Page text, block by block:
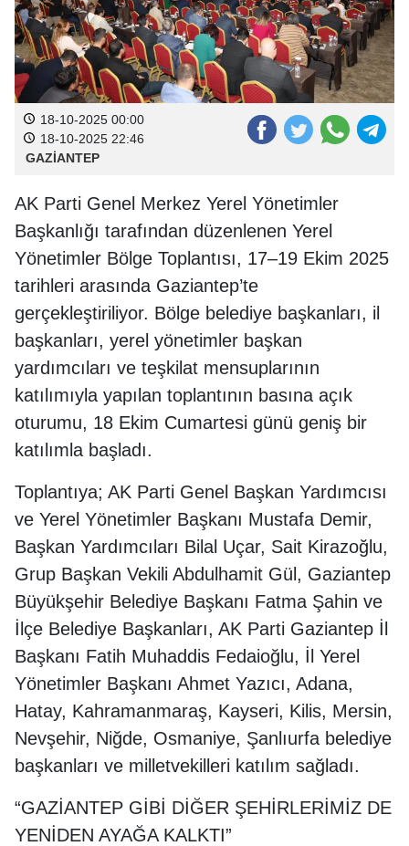
18-10-2025 00:00
18-10-2025 22:46
GAZİANTEP
AK Parti Genel Merkez Yerel Yönetimler
Başkanlığı tarafından düzenlenen Yerel
Yönetimler Bölge Toplantısı, 17–19 Ekim 2025
tarihleri arasında Gaziantep’te
gerçekleştiriliyor. Bölge belediye başkanları, il
başkanları, yerel yönetimler başkan
yardımcıları ve teşkilat mensuplarının
katılımıyla yapılan toplantının basına açık
oturumu, 18 Ekim Cumartesi günü geniş bir
katılımla başladı.
Toplantıya; AK Parti Genel Başkan Yardımcısı
ve Yerel Yönetimler Başkanı Mustafa Demir,
Başkan Yardımcıları Bilal Uçar, Sait Kirazoğlu,
Grup Başkan Vekili Abdulhamit Gül, Gaziantep
Büyükşehir Belediye Başkanı Fatma Şahin ve
İlçe Belediye Başkanları, AK Parti Gaziantep İl
Başkanı Fatih Muhaddis Fedaioğlu, İl Yerel
Yönetimler Başkanı Ahmet Yazıcı, Adana,
Hatay, Kahramanmaraş, Kayseri, Kilis, Mersin,
Nevşehir, Niğde, Osmaniye, Şanlıurfa belediye
başkanları ve milletvekilleri katılım sağladı.
“GAZİANTEP GİBİ DİĞER ŞEHİRLERİMİZ DE
YENİDEN AYAĞA KALKTI”